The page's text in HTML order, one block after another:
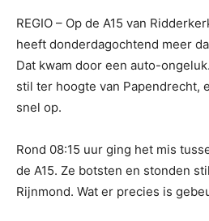
REGIO – Op de A15 van
heeft donderdagochtend meer
Dat kwam door een auto-
stil ter hoogte van Papendrecht,
snel op.
Rond 08:15 uur ging het mis
de A15. Ze botsten en stonden
Rijnmond. Wat er precies is